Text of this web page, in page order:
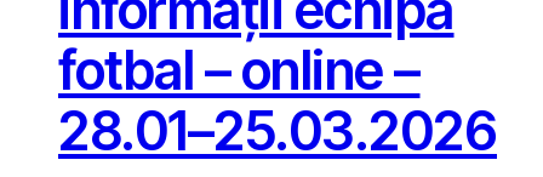
fotbal – online –
28.01–25.03.2026